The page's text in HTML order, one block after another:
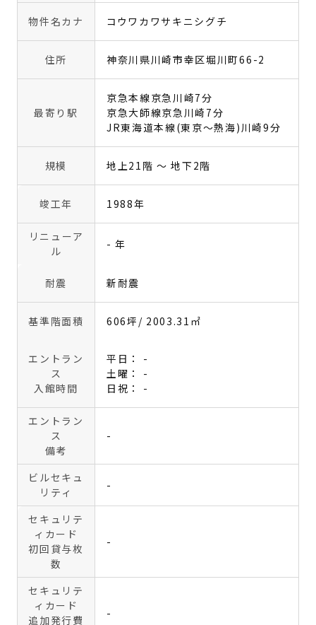
物件名カナ コウワカワサキニシグチ
住所 神奈川県川崎市幸区堀川町66-2
最寄り駅
京急本線京急川崎7分
京急大師線京急川崎7分
JR東海道本線(東京～熱海)川崎9分
規模 地上21階 〜 地下2階
竣工年 1988年
リニューア
ル
- 年
耐震 新耐震
基準階面積 606坪 / 2003.31㎡
エントラン
ス
入館時間
平日： -
土曜： -
日祝： -
エントラン
ス
備考
-
ビルセキュ
リティ
-
セキュリテ
ィカード
初回貸与枚
数
-
セキュリテ
ィカード
追加発行費
-